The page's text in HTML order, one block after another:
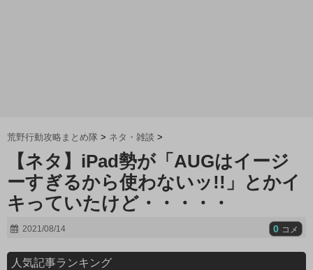
荒野行動攻略まとめ隊 > ネタ・雑談 >
【ネタ】iPad勢が「AUGはイージ
ーすぎるから使わないッ!!」とかイ
キっていたけど・・・・・
2021/08/14 0 コメ
人気記事ランキング